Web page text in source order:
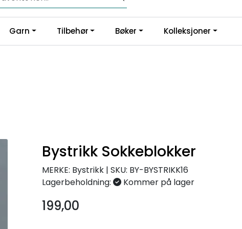
Fri frakt fra kr 1200,-
Infosenter
Garn Tilbehør Bøker Kolleksjoner
Bystrikk Sokkeblokker
MERKE: Bystrikk | SKU: BY-BYSTRIKK16
Lagerbeholdning:
Kommer på lager
199,00